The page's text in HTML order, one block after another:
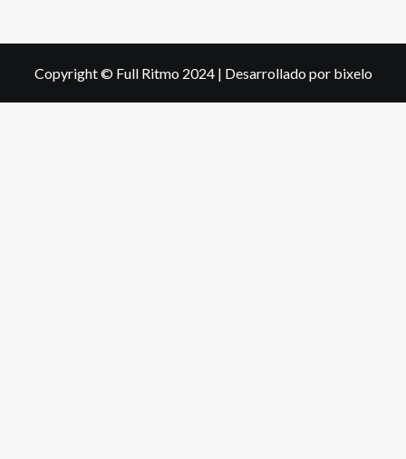
Copyright © Full Ritmo 2024 | Desarrollado por bixelo